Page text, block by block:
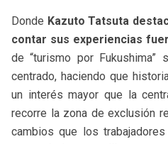
Donde Kazuto Tatsuta
contar sus experiencias
de “turismo por
centrado, haciendo que
un interés mayor que la
recorre la zona de exclusión
cambios que los